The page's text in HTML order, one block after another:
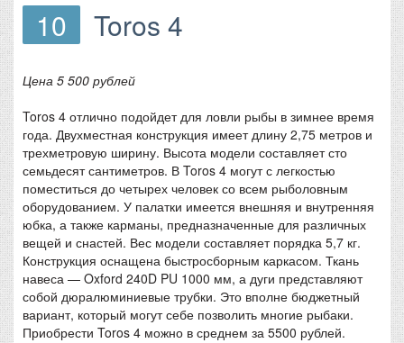
10 Toros 4
Цена 5 500 рублей
Toros 4 отлично подойдет для ловли рыбы в зимнее время
года. Двухместная конструкция имеет длину 2,75 метров и
трехметровую ширину. Высота модели составляет сто
семьдесят сантиметров. В Toros 4 могут с легкостью
поместиться до четырех человек со всем рыболовным
оборудованием. У палатки имеется внешняя и внутренняя
юбка, а также карманы, предназначенные для различных
вещей и снастей. Вес модели составляет порядка 5,7 кг.
Конструкция оснащена быстросборным каркасом. Ткань
навеса — Oxford 240D PU 1000 мм, а дуги представляют
собой дюралюминиевые трубки. Это вполне бюджетный
вариант, который могут себе позволить многие рыбаки.
Приобрести Toros 4 можно в среднем за 5500 рублей.